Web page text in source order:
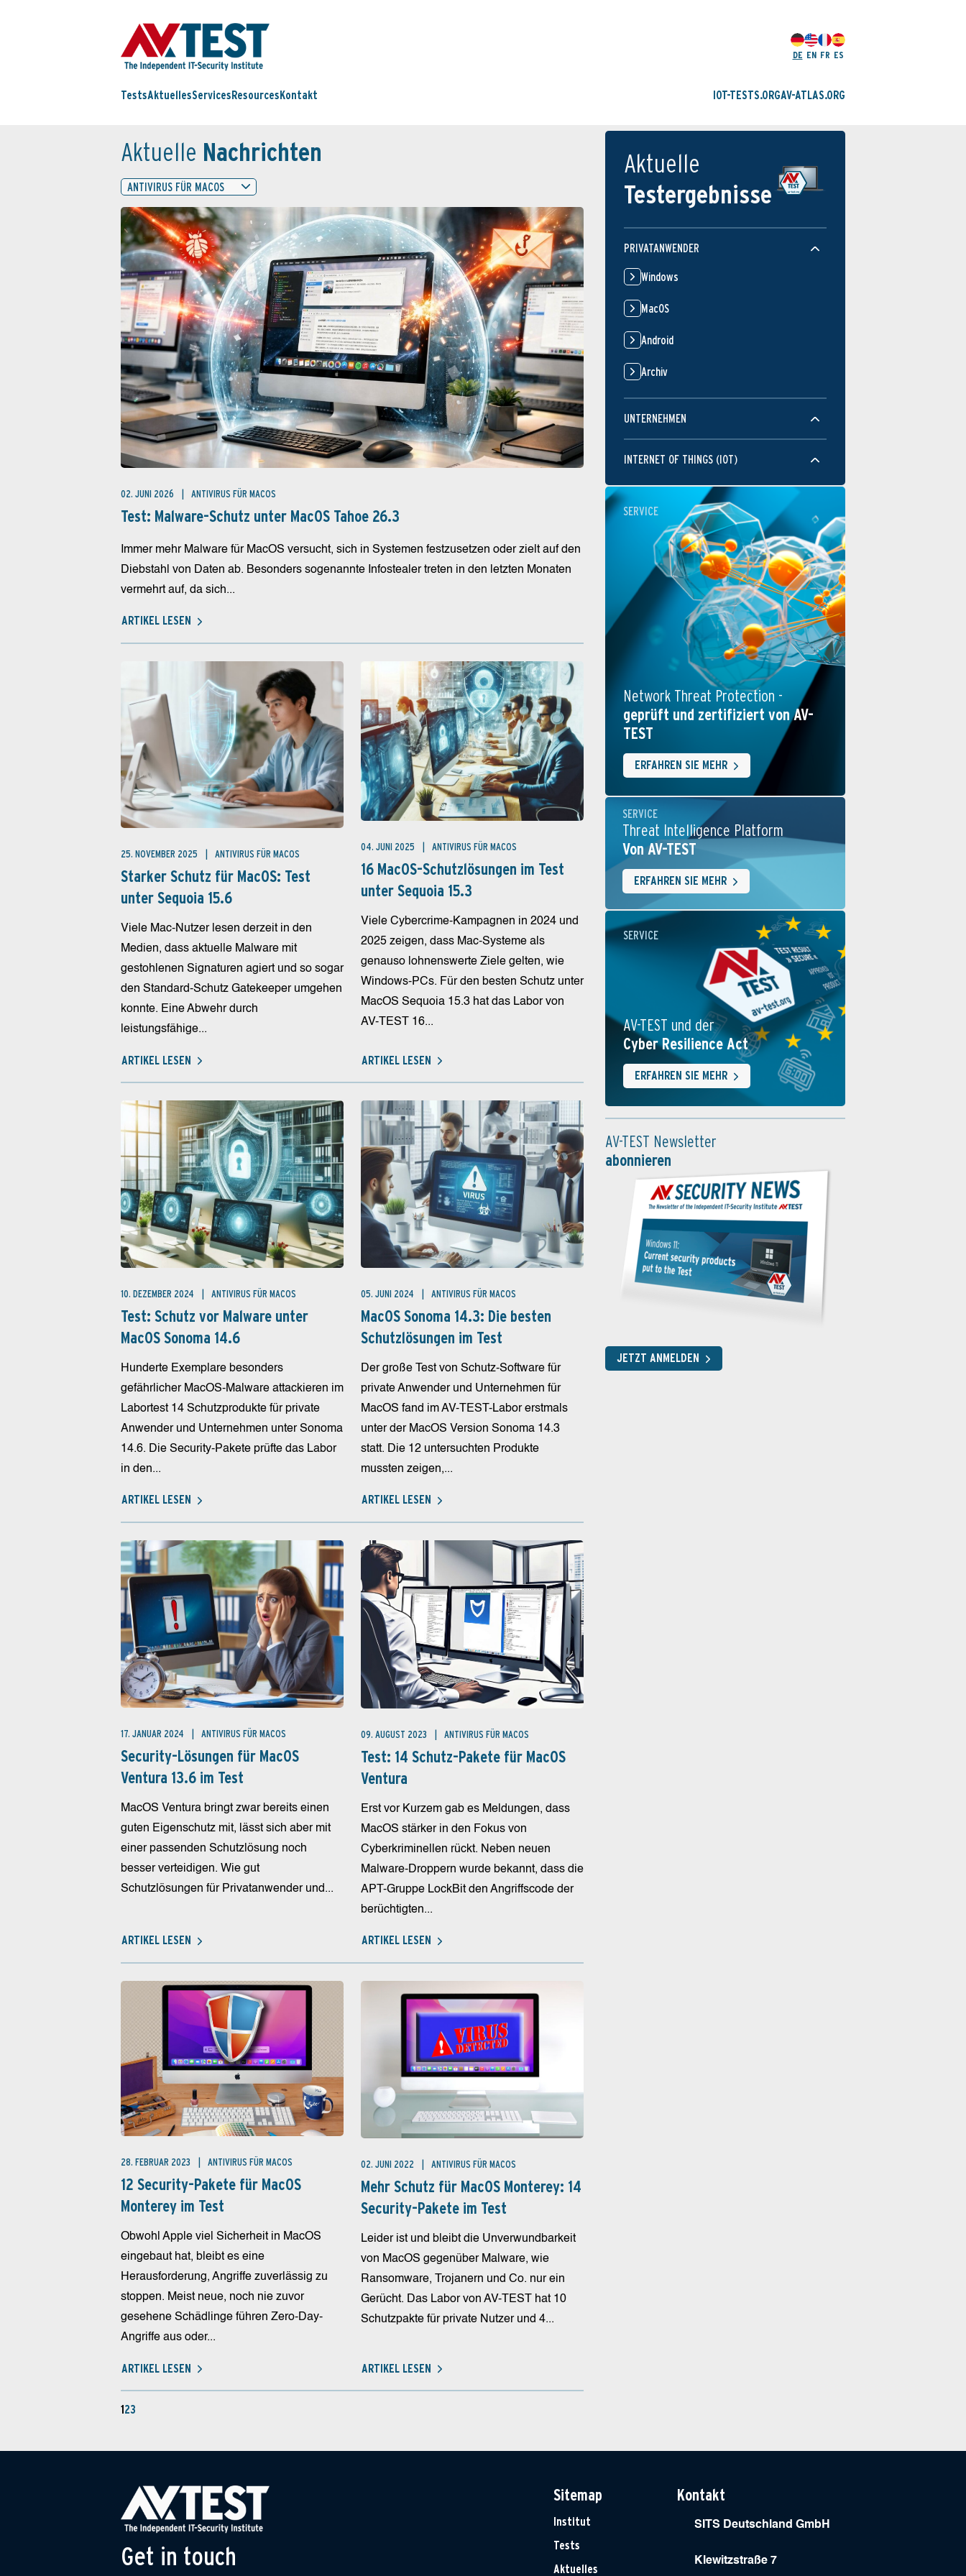
DE EN FR ES
TestsAktuellesServices Resources Kontakt IOT-TESTS.ORGAV-ATLAS.ORG
Aktuelle Nachrichten
ANTIVIRUS FÜR MACOS
02. JUNI 2026 ANTIVIRUS FÜR MACOS
Test: Malware-Schutz unter MacOS Tahoe 26.3
Immer mehr Malware für MacOS versucht, sich in Systemen festzusetzen oder zielt auf den
Diebstahl von Daten ab. Besonders sogenannte Infostealer treten in den letzten Monaten
vermehrt auf, da sich...
ARTIKEL LESEN
25. NOVEMBER 2025 ANTIVIRUS FÜR MACOS
Starker Schutz für MacOS: Test
unter Sequoia 15.6
Viele Mac-Nutzer lesen derzeit in den
Medien, dass aktuelle Malware mit
gestohlenen Signaturen agiert und so sogar
den Standard-Schutz Gatekeeper umgehen
konnte. Eine Abwehr durch
leistungsfähige...
ARTIKEL LESEN
04. JUNI 2025 ANTIVIRUS FÜR MACOS
16 MacOS-Schutzlösungen im Test
unter Sequoia 15.3
Viele Cybercrime-Kampagnen in 2024 und
2025 zeigen, dass Mac-Systeme als
genauso lohnenswerte Ziele gelten, wie
Windows-PCs. Für den besten Schutz unter
MacOS Sequoia 15.3 hat das Labor von
AV-TEST 16...
ARTIKEL LESEN
10. DEZEMBER 2024 ANTIVIRUS FÜR MACOS
Test: Schutz vor Malware unter
MacOS Sonoma 14.6
Hunderte Exemplare besonders
gefährlicher MacOS-Malware attackieren im
Labortest 14 Schutzprodukte für private
Anwender und Unternehmen unter Sonoma
14.6. Die Security-Pakete prüfte das Labor
in den...
ARTIKEL LESEN
05. JUNI 2024 ANTIVIRUS FÜR MACOS
MacOS Sonoma 14.3: Die besten
Schutzlösungen im Test
Der große Test von Schutz-Software für
private Anwender und Unternehmen für
MacOS fand im AV-TEST-Labor erstmals
unter der MacOS Version Sonoma 14.3
statt. Die 12 untersuchten Produkte
mussten zeigen,...
ARTIKEL LESEN
17. JANUAR 2024 ANTIVIRUS FÜR MACOS
Security-Lösungen für MacOS
Ventura 13.6 im Test
MacOS Ventura bringt zwar bereits einen
guten Eigenschutz mit, lässt sich aber mit
einer passenden Schutzlösung noch
besser verteidigen. Wie gut
Schutzlösungen für Privatanwender und...
ARTIKEL LESEN
09. AUGUST 2023 ANTIVIRUS FÜR MACOS
Test: 14 Schutz-Pakete für MacOS
Ventura
Erst vor Kurzem gab es Meldungen, dass
MacOS stärker in den Fokus von
Cyberkriminellen rückt. Neben neuen
Malware-Droppern wurde bekannt, dass die
APT-Gruppe LockBit den Angriffscode der
berüchtigten...
ARTIKEL LESEN
28. FEBRUAR 2023 ANTIVIRUS FÜR MACOS
12 Security-Pakete für MacOS
Monterey im Test
Obwohl Apple viel Sicherheit in MacOS
eingebaut hat, bleibt es eine
Herausforderung, Angriffe zuverlässig zu
stoppen. Meist neue, noch nie zuvor
gesehene Schädlinge führen Zero-Day-
Angriffe aus oder...
ARTIKEL LESEN
02. JUNI 2022 ANTIVIRUS FÜR MACOS
Mehr Schutz für MacOS Monterey: 14
Security-Pakete im Test
Leider ist und bleibt die Unverwundbarkeit
von MacOS gegenüber Malware, wie
Ransomware, Trojanern und Co. nur ein
Gerücht. Das Labor von AV-TEST hat 10
Schutzpakte für private Nutzer und 4...
ARTIKEL LESEN
123
Aktuelle
Testergebnisse
PRIVATANWENDER
Windows
MacOS
Android
Archiv
UNTERNEHMEN
INTERNET OF THINGS (IOT)
SERVICE
Network Threat Protection -
geprüft und zertifiziert von AV-
TEST
ERFAHREN SIE MEHR
SERVICE
Threat Intelligence Platform
Von AV-TEST
ERFAHREN SIE MEHR
SERVICE
AV-TEST und der
Cyber Resilience Act
ERFAHREN SIE MEHR
AV-TEST Newsletter
abonnieren
JETZT ANMELDEN
Get in touch
Sitemap
Institut
Tests
Aktuelles
Kontakt
SITS Deutschland GmbH
Klewitzstraße 7